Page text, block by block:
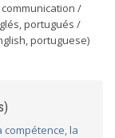
/
portugués /
portuguese)
compétence, la